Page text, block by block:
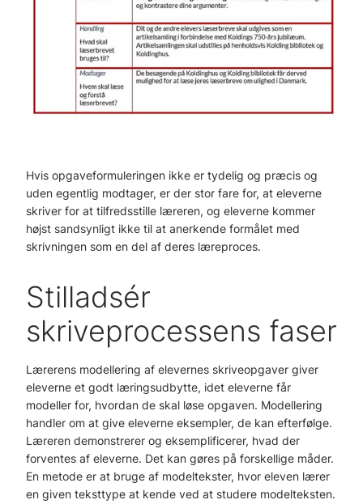
Hvis opgaveformuleringen ikke er tydelig og præcis og
uden egentlig modtager, er der stor fare for, at eleverne
skriver for at tilfredsstille læreren, og eleverne kommer
højst sandsynligt ikke til at anerkende formålet med
skrivningen som en del af deres læreproces.
Stilladsér
skriveprocessens faser
Lærerens modellering af elevernes skriveopgaver giver
eleverne et godt læringsudbytte, idet eleverne får
modeller for, hvordan de skal løse opgaven. Modellering
handler om at give eleverne eksempler, de kan efterfølge.
Læreren demonstrerer og eksemplificerer, hvad der
forventes af eleverne. Det kan gøres på forskellige måder.
En metode er at bruge af modeltekster, hvor eleven lærer
en given teksttype at kende ved at studere modelteksten.